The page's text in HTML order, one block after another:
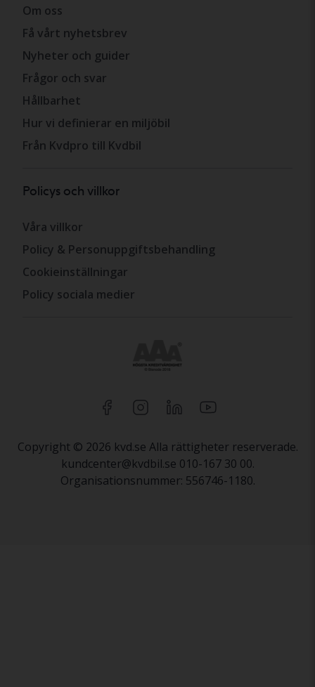
Om oss
Få vårt nyhetsbrev
Nyheter och guider
Frågor och svar
Hållbarhet
Hur vi definierar en miljöbil
Från Kvdpro till Kvdbil
Policys och villkor
Våra villkor
Policy & Personuppgiftsbehandling
Cookieinställningar
Policy sociala medier
Copyright © 2026 kvd.se Alla rättigheter reserverade.
kundcenter@kvdbil.se 010-167 30 00.
Organisationsnummer: 556746-1180.